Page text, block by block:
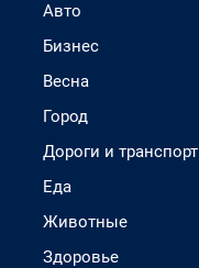
Авто
Бизнес
Весна
Город
Дороги и транспорт
Еда
Животные
Здоровье